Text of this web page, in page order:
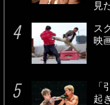
見
ス
映
「
起